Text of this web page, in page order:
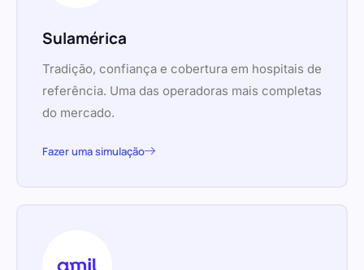
Sulamérica
Tradição, confiança e cobertura em hospitais de
referência. Uma das operadoras mais completas
do mercado.
Fazer uma simulação